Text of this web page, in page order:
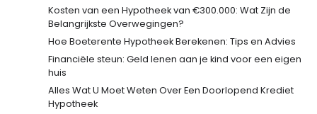
Kosten van een Hypotheek van €300.000: Wat Zijn de
Belangrijkste Overwegingen?
Hoe Boeterente Hypotheek Berekenen: Tips en Advies
Financiële steun: Geld lenen aan je kind voor een eigen
huis
Alles Wat U Moet Weten Over Een Doorlopend Krediet
Hypotheek